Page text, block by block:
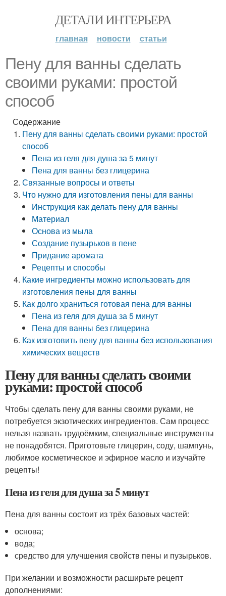
ДЕТАЛИ ИНТЕРЬЕРА
главная новости статьи
Пену для ванны сделать
своими руками: простой
способ
Содержание
Пену для ванны сделать своими руками: простой
способ
Пена из геля для душа за 5 минут
Пена для ванны без глицерина
Связанные вопросы и ответы
Что нужно для изготовления пены для ванны
Инструкция как делать пену для ванны
Материал
Основа из мыла
Создание пузырьков в пене
Придание аромата
Рецепты и способы
Какие ингредиенты можно использовать для
изготовления пены для ванны
Как долго храниться готовая пена для ванны
Пена из геля для душа за 5 минут
Пена для ванны без глицерина
Как изготовить пену для ванны без использования
химических веществ
Пену для ванны сделать своими
руками: простой способ
Чтобы сделать пену для ванны своими руками, не
потребуется экзотических ингредиентов. Сам процесс
нельзя назвать трудоёмким, специальные инструменты
не понадобятся. Приготовьте глицерин, соду, шампунь,
любимое косметическое и эфирное масло и изучайте
рецепты!
Пена из геля для душа за 5 минут
Пена для ванны состоит из трёх базовых частей:
основа;
вода;
средство для улучшения свойств пены и пузырьков.
При желании и возможности расширьте рецепт
дополнениями: